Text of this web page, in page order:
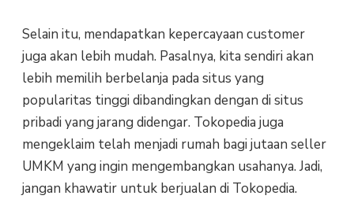
Selain itu, mendapatkan kepercayaan customer
juga akan lebih mudah. Pasalnya, kita sendiri akan
lebih memilih berbelanja pada situs yang
popularitas tinggi dibandingkan dengan di situs
pribadi yang jarang didengar. Tokopedia juga
mengeklaim telah menjadi rumah bagi jutaan seller
UMKM yang ingin mengembangkan usahanya. Jadi,
jangan khawatir untuk berjualan di Tokopedia.